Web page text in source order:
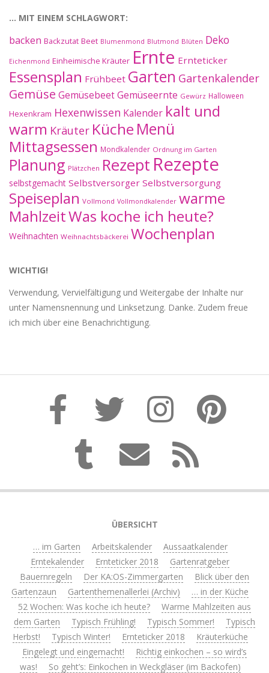
… MIT EINEM SCHLAGWORT:
backen Backzutat Beet Blumenmond Blutmond Blüten Deko
Eichenmond Einheimische Kräuter Ernte Ernteticker
Essensplan Frühbeet Garten Gartenkalender
Gemüse GemüsebeetGemüseernte Gewürz Halloween
Hexenkram Hexenwissen Kalender kalt und
warm Kräuter Küche Menü
Mittagsessen Mondkalender Ordnung im Garten
Planung Plätzchen Rezept Rezepte
selbstgemacht Selbstversorger Selbstversorgung
Speiseplan Vollmond Vollmondkalender warme
MahlzeitWas koche ich heute?
Weihnachten Weihnachtsbäckerei Wochenplan
WICHTIG!
Verwendung, Vervielfältigung und Weitergabe der Inhalte nur
unter Namensnennung und Linksetzung. Danke. Zudem freue
ich mich über eine Benachrichtigung.
ÜBERSICHT
… im Garten
Arbeitskalender
Aussaatkalender
Erntekalender
Ernteticker 2018
Gartenratgeber
Bauernregeln
Der KA:OS-Zimmergarten
Blick über den
Gartenzaun
Gartenthemenallerlei (Archiv)
… in der Küche
52 Wochen: Was koche ich heute?
Warme Mahlzeiten aus
dem Garten
Typisch Frühling! Typisch Sommer!
Typisch
Herbst!
Typisch Winter! Ernteticker 2018
Kräuterküche
Eingelegt und eingemacht!
Richtig einkochen – so wird’s
was!
So geht’s: Einkochen in Weckgläser (im Backofen)